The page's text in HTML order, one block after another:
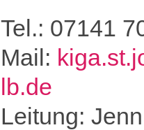
Tel.: 07141
Mail:
lb.de
Leitung: